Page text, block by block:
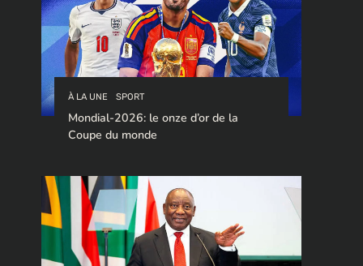
À LA UNE SPORT
Mondial-2026: le onze d’or de la
Coupe du monde